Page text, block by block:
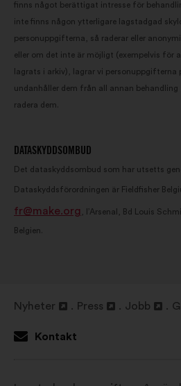
finns något berättigat intresse för
inte finns någon ytterligare lagstadgad
personuppgifterna, så raderar eller
eller om det inte är möjligt (exempelvis för
lagrats i arkiv), lagrar vi
undanhåller dem från all annan
radera dem.
DATASKYDDSOMBUD
Det dataskyddsombud som har utsetts
Dataskyddsförordningen är Fieldfisher
fr@make.org
, l’Arsenal, Bd Louis
Belgien.
Nyheter
Öppna
i
Press
Öppna
Jobb
Öppna
flik
Kontakt